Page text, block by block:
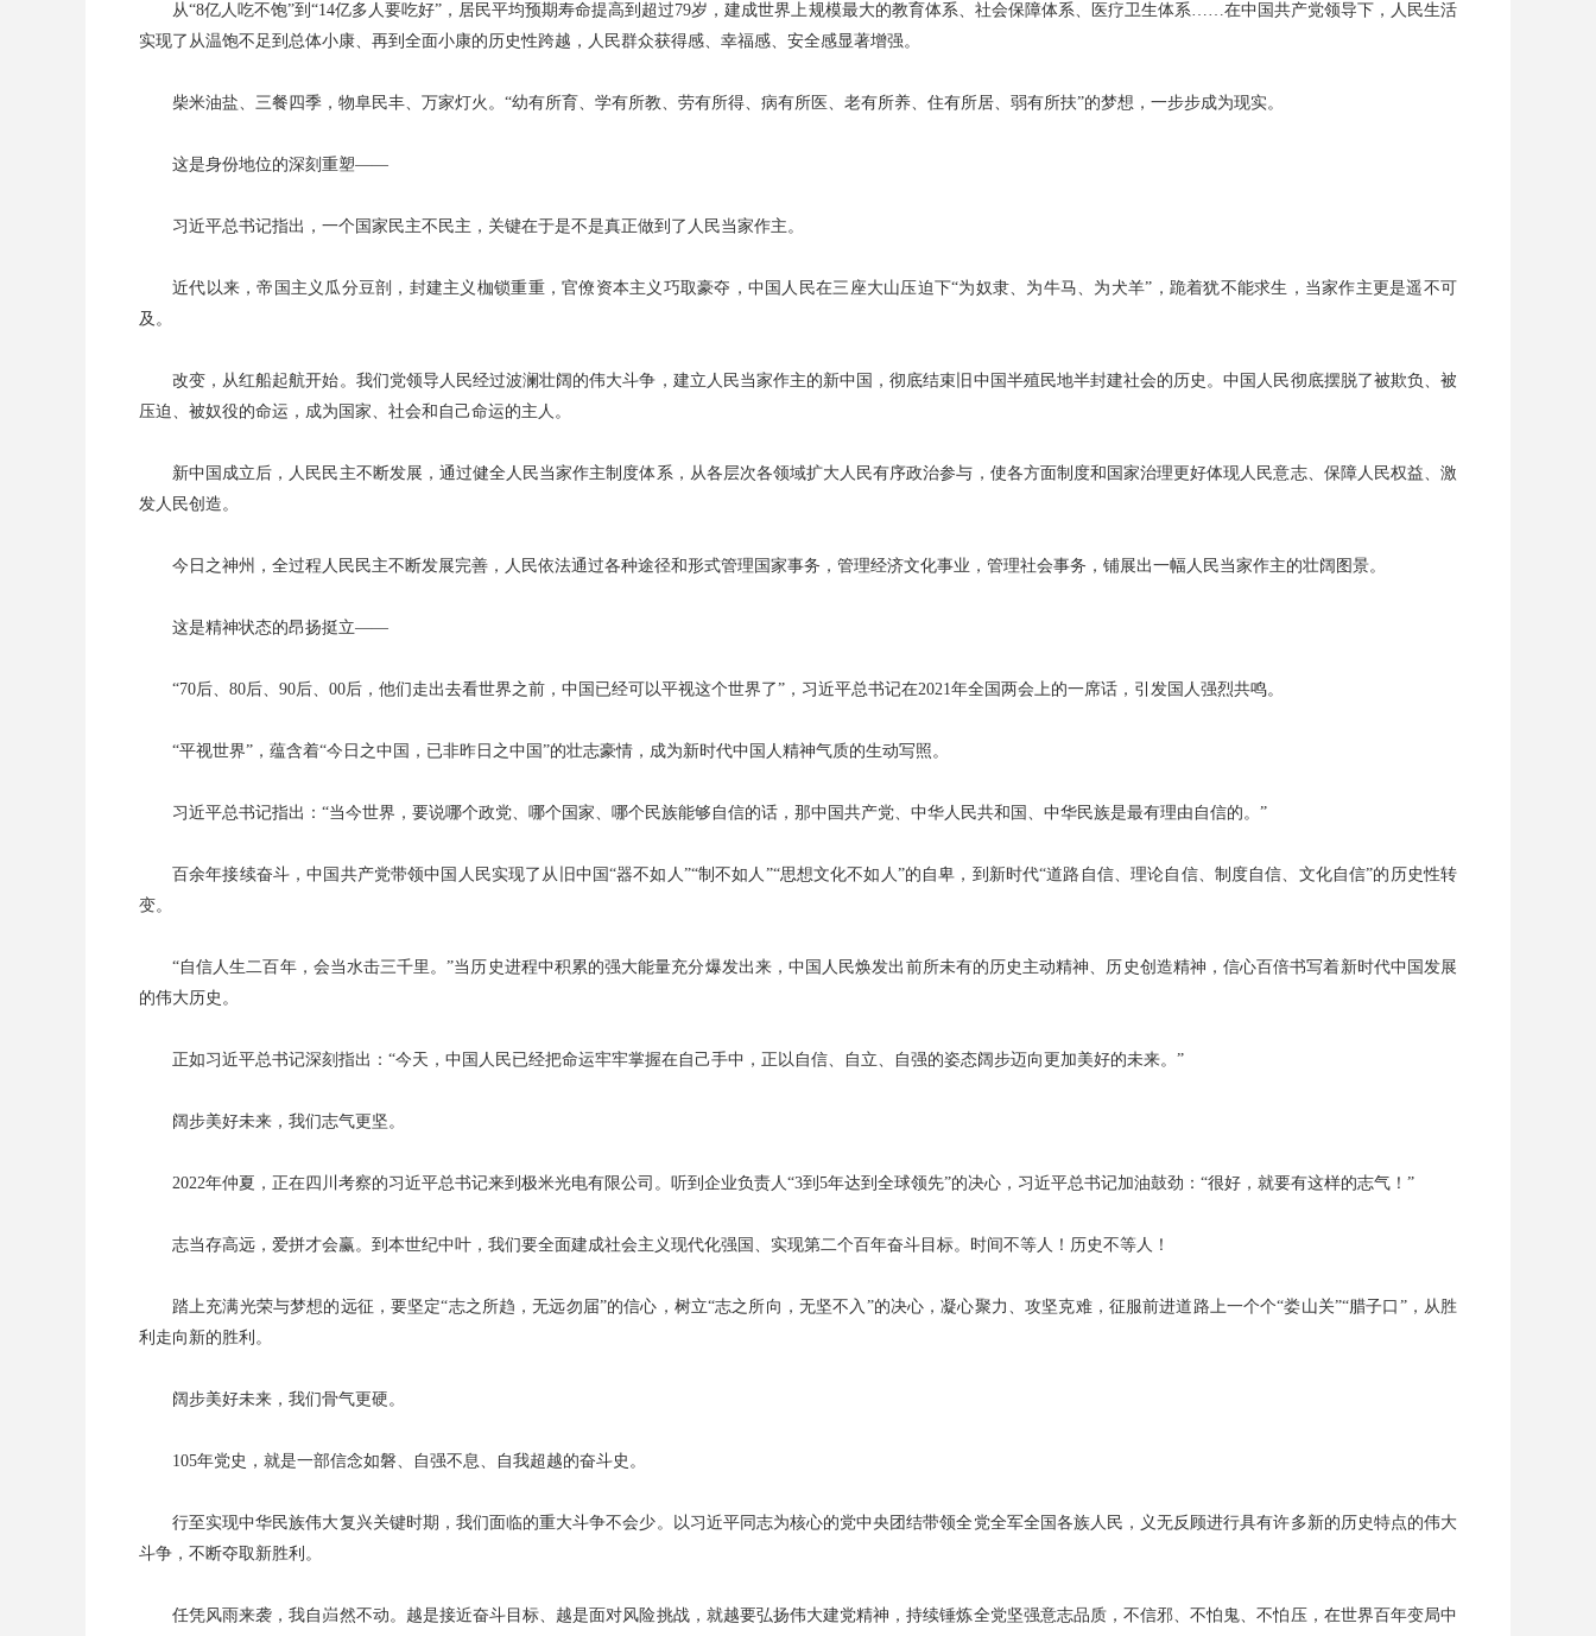
从“8亿人吃不饱”到“14亿多人要吃好”，居民平均预期寿命提高到超过79岁，建成世界上规模最大的教育体系、社会保障体系、医疗卫生体系……在中国共产党领导下，人民生活
实现了从温饱不足到总体小康、再到全面小康的历史性跨越，人民群众获得感、幸福感、安全感显著增强。
柴米油盐、三餐四季，物阜民丰、万家灯火。“幼有所育、学有所教、劳有所得、病有所医、老有所养、住有所居、弱有所扶”的梦想，一步步成为现实。
这是身份地位的深刻重塑——
习近平总书记指出，一个国家民主不民主，关键在于是不是真正做到了人民当家作主。
近代以来，帝国主义瓜分豆剖，封建主义枷锁重重，官僚资本主义巧取豪夺，中国人民在三座大山压迫下“为奴隶、为牛马、为犬羊”，跪着犹不能求生，当家作主更是遥不可
及。
改变，从红船起航开始。我们党领导人民经过波澜壮阔的伟大斗争，建立人民当家作主的新中国，彻底结束旧中国半殖民地半封建社会的历史。中国人民彻底摆脱了被欺负、被
压迫、被奴役的命运，成为国家、社会和自己命运的主人。
新中国成立后，人民民主不断发展，通过健全人民当家作主制度体系，从各层次各领域扩大人民有序政治参与，使各方面制度和国家治理更好体现人民意志、保障人民权益、激
发人民创造。
今日之神州，全过程人民民主不断发展完善，人民依法通过各种途径和形式管理国家事务，管理经济文化事业，管理社会事务，铺展出一幅人民当家作主的壮阔图景。
这是精神状态的昂扬挺立——
“70后、80后、90后、00后，他们走出去看世界之前，中国已经可以平视这个世界了”，习近平总书记在2021年全国两会上的一席话，引发国人强烈共鸣。
“平视世界”，蕴含着“今日之中国，已非昨日之中国”的壮志豪情，成为新时代中国人精神气质的生动写照。
习近平总书记指出：“当今世界，要说哪个政党、哪个国家、哪个民族能够自信的话，那中国共产党、中华人民共和国、中华民族是最有理由自信的。”
百余年接续奋斗，中国共产党带领中国人民实现了从旧中国“器不如人”“制不如人”“思想文化不如人”的自卑，到新时代“道路自信、理论自信、制度自信、文化自信”的历史性转
变。
“自信人生二百年，会当水击三千里。”当历史进程中积累的强大能量充分爆发出来，中国人民焕发出前所未有的历史主动精神、历史创造精神，信心百倍书写着新时代中国发展
的伟大历史。
正如习近平总书记深刻指出：“今天，中国人民已经把命运牢牢掌握在自己手中，正以自信、自立、自强的姿态阔步迈向更加美好的未来。”
阔步美好未来，我们志气更坚。
2022年仲夏，正在四川考察的习近平总书记来到极米光电有限公司。听到企业负责人“3到5年达到全球领先”的决心，习近平总书记加油鼓劲：“很好，就要有这样的志气！”
志当存高远，爱拼才会赢。到本世纪中叶，我们要全面建成社会主义现代化强国、实现第二个百年奋斗目标。时间不等人！历史不等人！
踏上充满光荣与梦想的远征，要坚定“志之所趋，无远勿届”的信心，树立“志之所向，无坚不入”的决心，凝心聚力、攻坚克难，征服前进道路上一个个“娄山关”“腊子口”，从胜
利走向新的胜利。
阔步美好未来，我们骨气更硬。
105年党史，就是一部信念如磐、自强不息、自我超越的奋斗史。
行至实现中华民族伟大复兴关键时期，我们面临的重大斗争不会少。以习近平同志为核心的党中央团结带领全党全军全国各族人民，义无反顾进行具有许多新的历史特点的伟大
斗争，不断夺取新胜利。
任凭风雨来袭，我自岿然不动。越是接近奋斗目标、越是面对风险挑战，就越要弘扬伟大建党精神，持续锤炼全党坚强意志品质，不信邪、不怕鬼、不怕压，在世界百年变局中